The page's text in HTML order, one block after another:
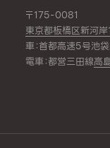
〒175-0081
東京都板橋区新河
車：首都高速5号池
電車：都営三田線高